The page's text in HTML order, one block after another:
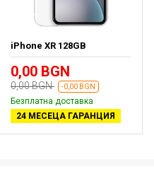
iPhone XR 128GB
0,00 BGN
0,00 BGN -0,00 BGN
Безплатна доставка
24 МЕСЕЦА ГАРАНЦИЯ